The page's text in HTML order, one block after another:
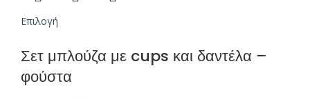
Επιλογή
Σετ μπλούζα με cups και δαντέλα –
φούστα